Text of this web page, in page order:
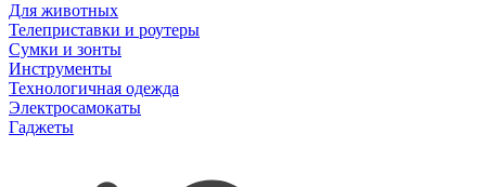
Для животных
Телеприставки и роутеры
Сумки и зонты
Инструменты
Технологичная одежда
Электросамокаты
Гаджеты